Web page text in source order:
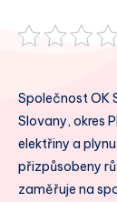
Společnost OK
Slovany, okres
elektřiny a
přizpůsobeny
zaměřuje na